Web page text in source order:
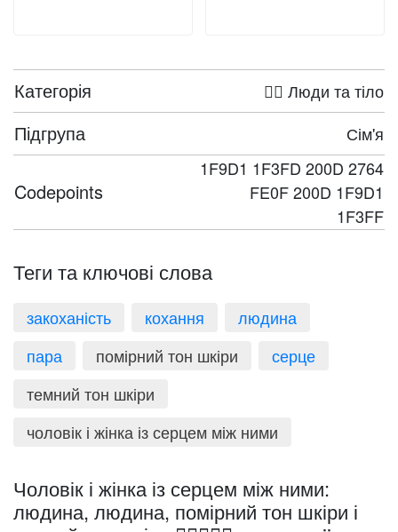
Категорія 🤦‍♀️ Люди та тіло
Підгрупа Сім'я
Codepoints
1F9D1 1F3FD 200D 2764
FE0F 200D 1F9D1
1F3FF
Теги та ключові слова
закоханість кохання
людина
пара
помірний тон шкіри
серце
темний тон шкіри
чоловік і жінка із серцем між ними
Чоловік і жінка із серцем між ними:
людина, людина, помірний тон шкіри і